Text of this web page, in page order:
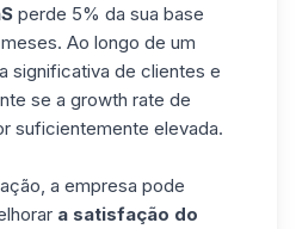
perde 5% da sua base
Ao longo de um
significativa de clientes e
se a growth rate de
suficientemente elevada.
a empresa pode
a satisfação do